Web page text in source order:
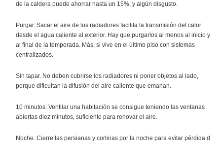
de la caldera puede ahorrar hasta un 15%, y algún disgusto.
Purgar. Sacar el aire de los radiadores facilita la transmisión del calor
desde el agua caliente al exterior. Hay que purgarlos al menos al inicio y
al final de la temporada. Más, si vive en el último piso con sistemas
centralizados.
Sin tapar. No deben cubrirse los radiadores ni poner objetos al lado,
porque dificultan la difusión del aire caliente que emanan.
10 minutos. Ventilar una habitación se consigue teniendo las ventanas
abiertas diez minutos, suficiente para renovar el aire.
Noche. Cierre las persianas y cortinas por la noche para evitar pérdida de